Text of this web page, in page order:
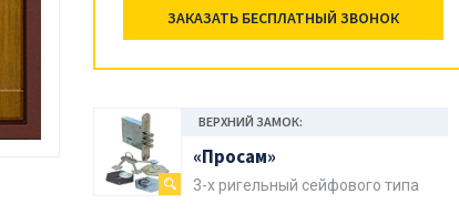
ЗАКАЗАТЬ БЕСПЛАТНЫЙ ЗВОНОК
ВЕРХНИЙ ЗАМОК:
«Просам»
3-х ригельный сейфового типа